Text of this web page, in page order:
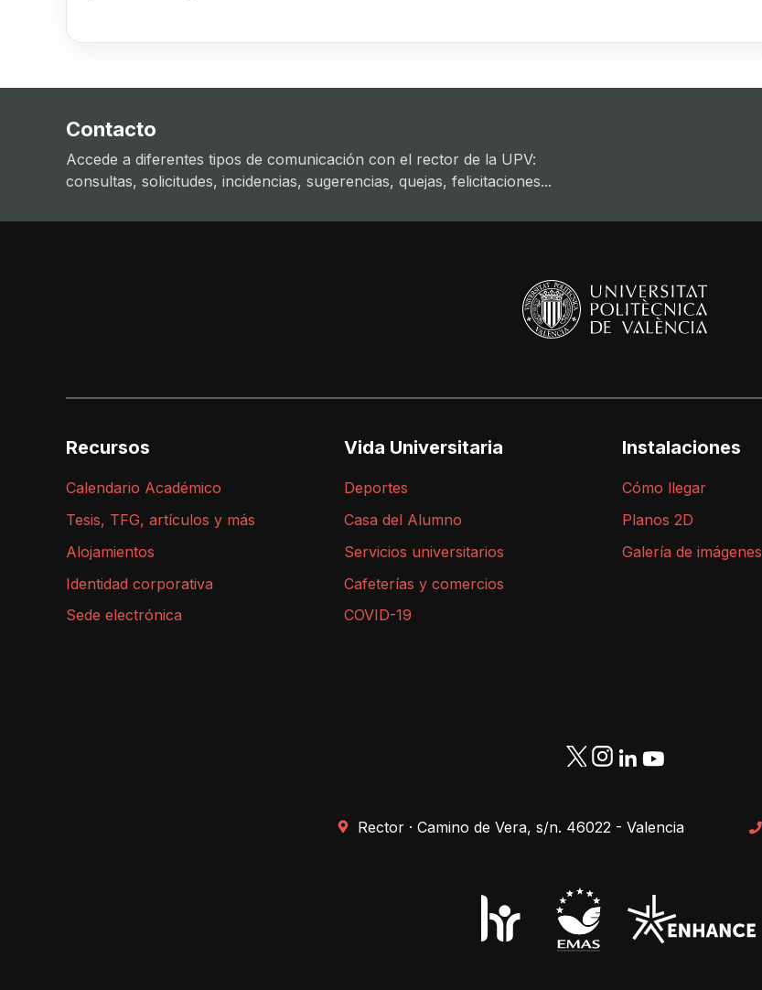
Contacto
Accede a diferentes tipos de comunicación con el rector de la UPV:
consultas, solicitudes, incidencias, sugerencias, quejas, felicitaciones...
Recursos
Calendario Académico
Tesis, TFG, artículos y más
Alojamientos
Identidad corporativa
Sede electrónica
Vida Universitaria
Deportes
Casa del Alumno
Servicios universitarios
Cafeterías y comercios
COVID-19
Instalaciones
Cómo llegar
Planos 2D
Galería de imágenes
Rector · Camino de Vera, s/n. 46022 - Valencia